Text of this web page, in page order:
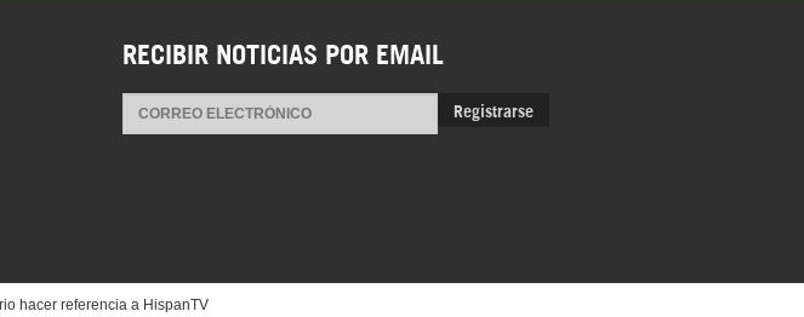
RECIBIR NOTICIAS POR EMAIL
Registrarse
hacer referencia a HispanTV